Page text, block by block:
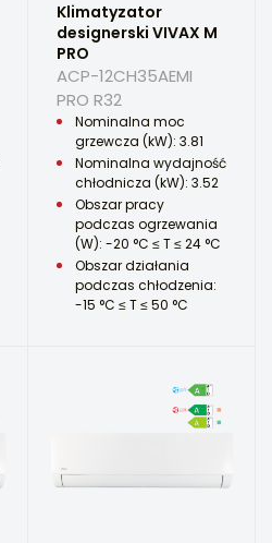
Klimatyzator
designerski VIVAX M
PRO
ACP-12CH35AEMI
PRO R32
Nominalna moc
grzewcza (kW): 3.81
Nominalna wydajność
chłodnicza (kW): 3.52
Obszar pracy
podczas ogrzewania
(W): -20 °C ≤ T ≤ 24 °C
Obszar działania
podczas chłodzenia:
-15 °C ≤ T ≤ 50 °C